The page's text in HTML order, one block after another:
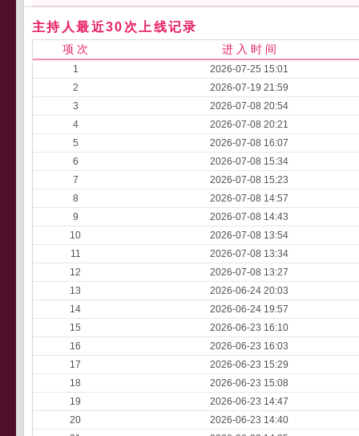
主持人最近30次上线记录
项 次 进 入 时 间
1
2026-07-25 15:01
2
2026-07-19 21:59
3
2026-07-08 20:54
4
2026-07-08 20:21
5
2026-07-08 16:07
6
2026-07-08 15:34
7
2026-07-08 15:23
8
2026-07-08 14:57
9
2026-07-08 14:43
10
2026-07-08 13:54
11
2026-07-08 13:34
12
2026-07-08 13:27
13
2026-06-24 20:03
14
2026-06-24 19:57
15
2026-06-23 16:10
16
2026-06-23 16:03
17
2026-06-23 15:29
18
2026-06-23 15:08
19
2026-06-23 14:47
20
2026-06-23 14:40